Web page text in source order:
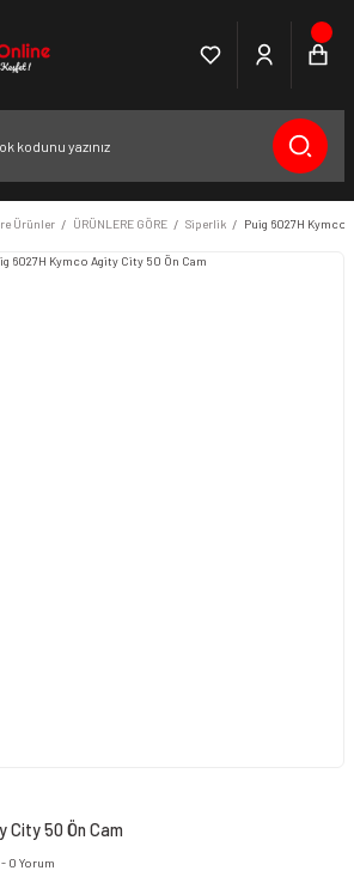
Ürünler ÜRÜNLERE GÖRE Siperlik Puig 6027H Kymco
City 50 Ön Cam
0 Yorum